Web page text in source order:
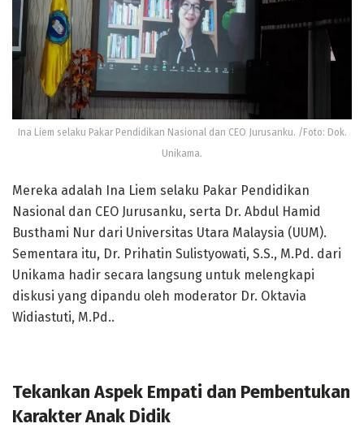
Ina Liem selaku Pakar Pendidikan Nasional dan CEO Jurusanku. /Foto: Dok.
Unikama.
Mereka adalah Ina Liem selaku Pakar Pendidikan
Nasional dan CEO Jurusanku, serta Dr. Abdul Hamid
Busthami Nur dari Universitas Utara Malaysia (UUM).
Sementara itu, Dr. Prihatin Sulistyowati, S.S., M.Pd. dari
Unikama hadir secara langsung untuk melengkapi
diskusi yang dipandu oleh moderator Dr. Oktavia
Widiastuti, M.Pd..
Tekankan Aspek Empati dan Pembentukan
Karakter Anak Didik